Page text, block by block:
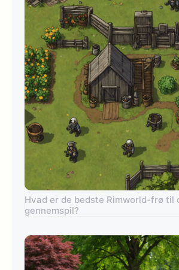
Hvad er de bedste Rimworld-frø
gennemspil?